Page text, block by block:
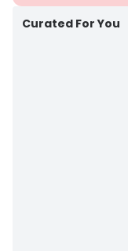
Curated For You